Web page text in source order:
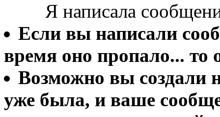
Я написала
Если вы написали
время оно пропало... то
Возможно вы создали
уже была, и ваше